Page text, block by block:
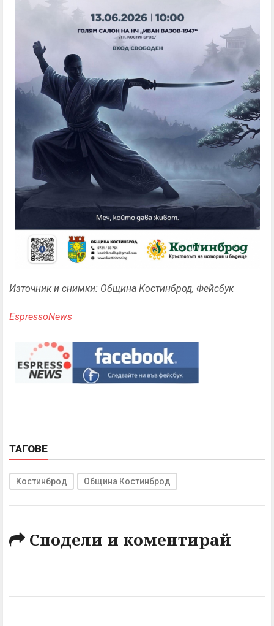
Източник и снимки: Община Костинброд, Фейсбук
EspressoNews
ТАГОВЕ
Костинброд Община Костинброд
Сподели и коментирай